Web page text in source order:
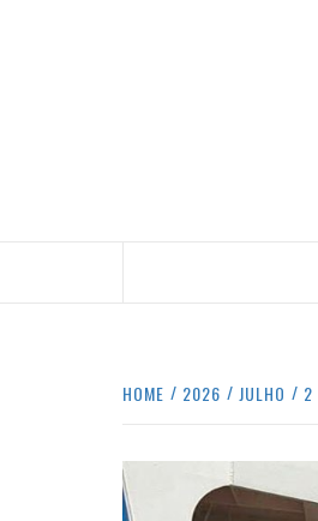
HOME 2026 JULHO 2